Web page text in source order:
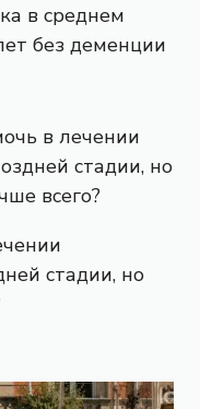
в среднем
без деменции
стадии, но